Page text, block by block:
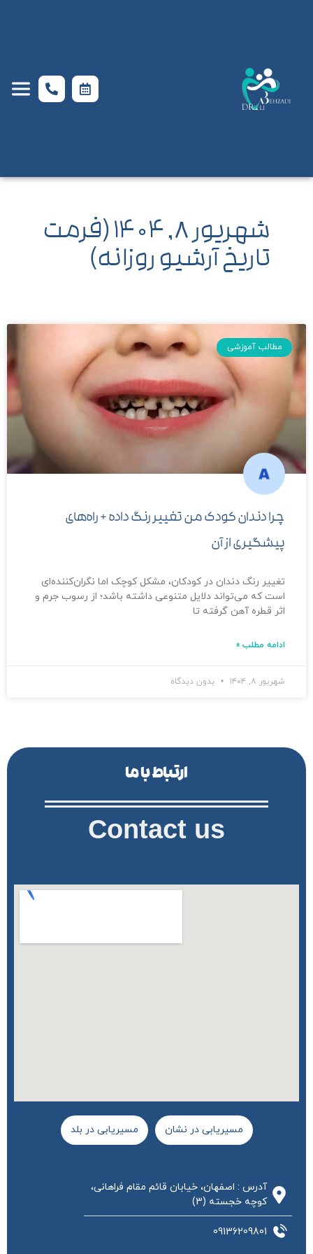
شهریور ۸, ۱۴۰۴ (فرمت
تاریخ آرشیو روزانه)
مطالب آموزشی
چرا دندان کودک من تغییر رنگ داده + راه‌های
پیشگیری از آن
تغییر رنگ دندان در کودکان، مشکل کوچک اما نگران‌کننده‌ای
است که می‌تواند دلایل متنوعی داشته باشد؛ از رسوب جرم و
اثر قطره آهن گرفته تا
ادامه مطلب »
شهریور ۸, ۱۴۰۴ بدون دیدگاه
ارتباط با ما
Contact us
مسیریابی در نشان مسیریابی در بلد
آدرس : اصفهان، خیابان قائم مقام فراهانی،
کوچه خجسته (3)
09136209801